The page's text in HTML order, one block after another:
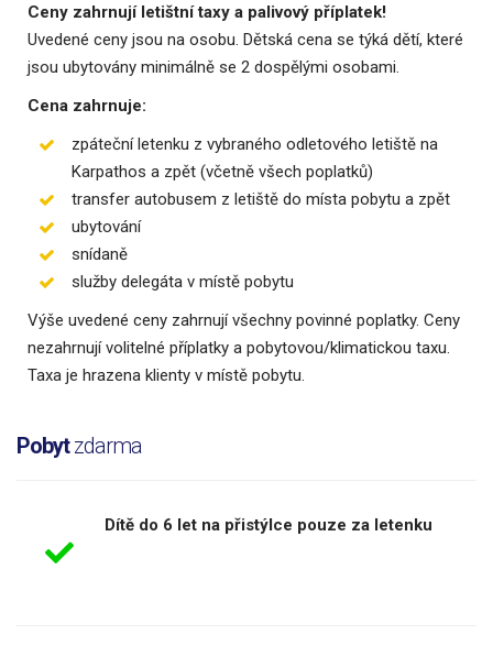
Ceny zahrnují letištní taxy a palivový příplatek!
Uvedené ceny jsou na osobu. Dětská cena se týká dětí, které
jsou ubytovány minimálně se 2 dospělými osobami.
Cena zahrnuje:
zpáteční letenku z vybraného odletového letiště na
Karpathos a zpět (včetně všech poplatků)
transfer autobusem z letiště do místa pobytu a zpět
ubytování
snídaně
služby delegáta v místě pobytu
Výše uvedené ceny zahrnují všechny povinné poplatky. Ceny
nezahrnují volitelné příplatky a pobytovou/klimatickou taxu.
Taxa je hrazena klienty v místě pobytu.
Pobytzdarma
Dítě do 6 let na přistýlce pouze za letenku